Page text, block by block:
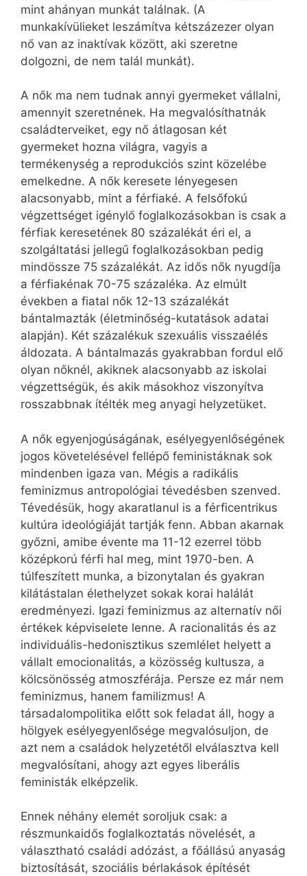
mint ahányan munkát találnak. (A
munkakívülieket leszámítva kétszázezer olyan
nő van az inaktívak között, aki szeretne
dolgozni, de nem talál munkát).
A nők ma nem tudnak annyi gyermeket vállalni,
amennyit szeretnének. Ha megvalósíthatnák
családterveiket, egy nő átlagosan két
gyermeket hozna világra, vagyis a
termékenység a reprodukciós szint közelébe
emelkedne. A nők keresete lényegesen
alacsonyabb, mint a férfiaké. A felsőfokú
végzettséget igénylő foglalkozásokban is csak a
férfiak keresetének 80 százalékát éri el, a
szolgáltatási jellegű foglalkozásokban pedig
mindössze 75 százalékát. Az idős nők nyugdíja
a férfiakénak 70-75 százaléka. Az elmúlt
években a fiatal nők 12-13 százalékát
bántalmazták (életminőség-kutatások adatai
alapján). Két százalékuk szexuális visszaélés
áldozata. A bántalmazás gyakrabban fordul elő
olyan nőknél, akiknek alacsonyabb az iskolai
végzettségük, és akik másokhoz viszonyítva
rosszabbnak ítélték meg anyagi helyzetüket.
A nők egyenjogúságának, esélyegyenlőségének
jogos követelésével fellépő feministáknak sok
mindenben igaza van. Mégis a radikális
feminizmus antropológiai tévedésben szenved.
Tévedésük, hogy akaratlanul is a férficentrikus
kultúra ideológiáját tartják fenn. Abban akarnak
győzni, amibe évente ma 11-12 ezerrel több
középkorú férfi hal meg, mint 1970-ben. A
túlfeszített munka, a bizonytalan és gyakran
kilátástalan élethelyzet sokak korai halálát
eredményezi. Igazi feminizmus az alternatív női
értékek képviselete lenne. A racionalitás és az
individuális-hedonisztikus szemlélet helyett a
vállalt emocionalitás, a közösség kultusza, a
kölcsönösség atmoszférája. Persze ez már nem
feminizmus, hanem familizmus! A
társadalompolitika előtt sok feladat áll, hogy a
hölgyek esélyegyenlősége megvalósuljon, de
azt nem a családok helyzetétől elválasztva kell
megvalósítani, ahogy azt egyes liberális
feministák elképzelik.
Ennek néhány elemét soroljuk csak: a
részmunkaidős foglalkoztatás növelését, a
választható családi adózást, a főállású anyaság
biztosítását, szociális bérlakások építését